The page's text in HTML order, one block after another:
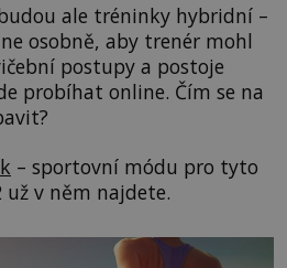
ale tréninky hybridní –
osobně, aby trenér mohl
postupy a postoje
probíhat online. Čím se na
– sportovní módu pro tyto
v něm najdete.